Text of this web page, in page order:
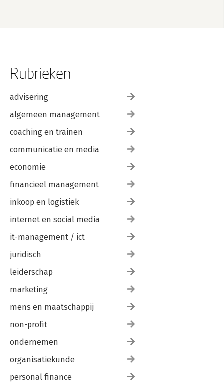
Rubrieken
advisering
algemeen management
coaching en trainen
communicatie en media
economie
financieel management
inkoop en logistiek
internet en social media
it-management / ict
juridisch
leiderschap
marketing
mens en maatschappij
non-profit
ondernemen
organisatiekunde
personal finance